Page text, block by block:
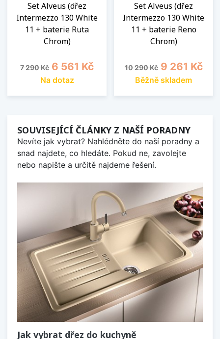
Set Alveus (dřez
Intermezzo 130 White
11 + baterie Ruta
Chrom)
Běžná cena
7 290 Kč Cena
6 561 Kč
Na dotaz
Set Alveus (dřez
Intermezzo 130 White
11 + baterie Reno
Chrom)
Běžná cena
10 290 Kč Cena
9 261 Kč
Běžně skladem
SOUVISEJÍCÍ ČLÁNKY Z NAŠÍ PORADNY
Nevíte jak vybrat? Nahlédněte do naší poradny a
snad najdete, co hledáte. Pokud ne, zavolejte
nebo napište a určitě najdeme řešení.
Jak vybrat dřez do kuchyně